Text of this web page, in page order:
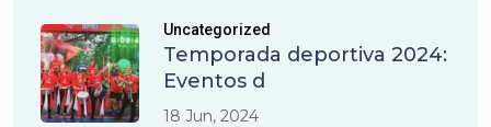
Uncategorized
Temporada deportiva 2024:
Eventos d
18 Jun, 2024